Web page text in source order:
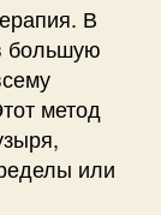
В
большую
метод
или